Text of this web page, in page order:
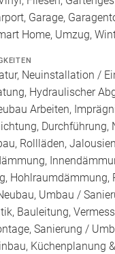
Garage,
Home, Umzug,
Neuinstallation /
Hydraulischer
Arbeiten,
Durchführung,
Rollläden,
Hohlraumdämmung,
Umbau /
Bauleitung,
Sanierung /
Küchenplanung